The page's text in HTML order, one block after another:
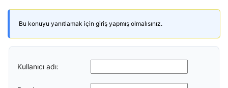
Bu konuyu yanıtlamak için giriş yapmış olmalısınız.
Kullanıcı adı: